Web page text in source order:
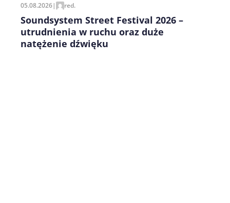
05.08.2026| red.
Soundsystem Street Festival 2026 –
utrudnienia w ruchu oraz duże
natężenie dźwięku